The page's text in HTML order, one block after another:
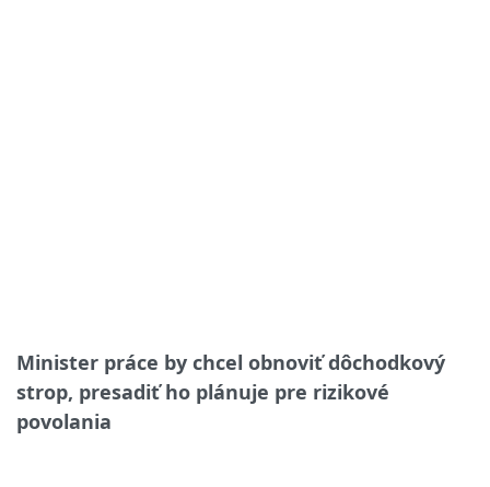
Minister práce by chcel obnoviť dôchodkový
strop, presadiť ho plánuje pre rizikové
povolania